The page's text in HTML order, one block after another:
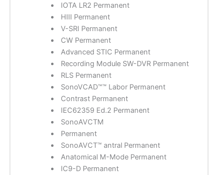
IOTA LR2 Permanent
HIII Permanent
V-SRI Permanent
CW Permanent
Advanced STIC Permanent
Recording Module SW-DVR Permanent
RLS Permanent
SonoVCAD™™ Labor Permanent
Contrast Permanent
IEC62359 Ed.2 Permanent
SonoAVCTM
Permanent
SonoAVCT™ antral Permanent
Anatomical M-Mode Permanent
IC9-D Permanent